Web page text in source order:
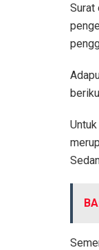
Surat